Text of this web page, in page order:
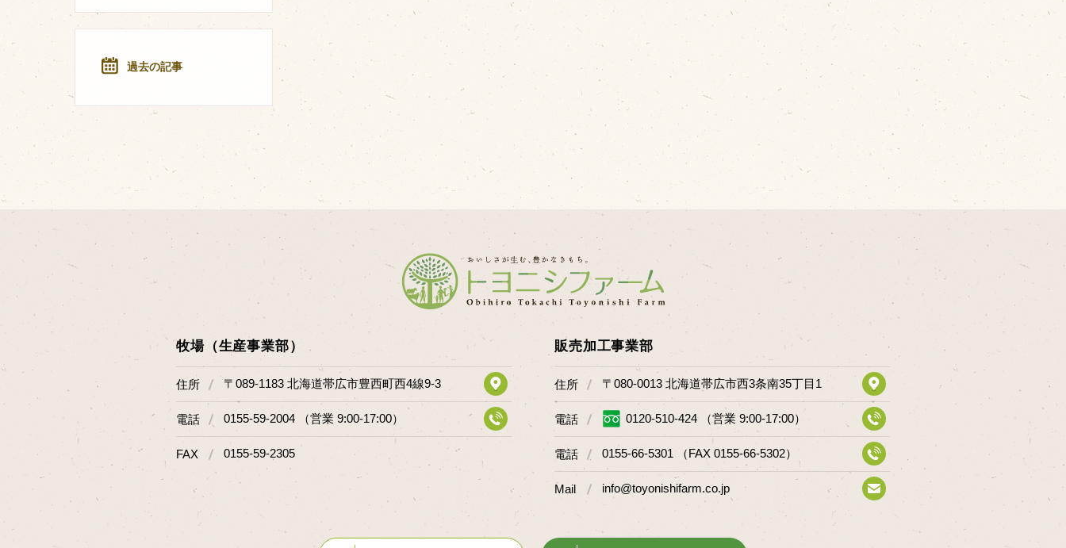
過去の記事
牧場（生産事業部）
住所 〒089-1183 北海道帯広市豊西町西4線9-3
電話 0155-59-2004 （営業 9:00-17:00）
FAX 0155-59-2305
販売加工事業部
住所 〒080-0013 北海道帯広市西3条南35丁目1
電話 0120-510-424 （営業 9:00-17:00）
電話 0155-66-5301 （FAX 0155-66-5302）
Mail info@toyonishifarm.co.jp